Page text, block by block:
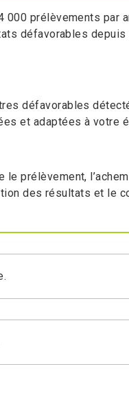
000 prélèvements par
défavorables depuis
défavorables
et adaptées à votre
le prélèvement,
des résultats et le